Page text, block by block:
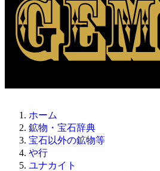
ホーム
鉱物・宝石辞典
宝石以外の鉱物等
や行
ユナカイト